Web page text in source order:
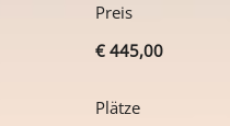
Preis
€ 445,00
Plätze